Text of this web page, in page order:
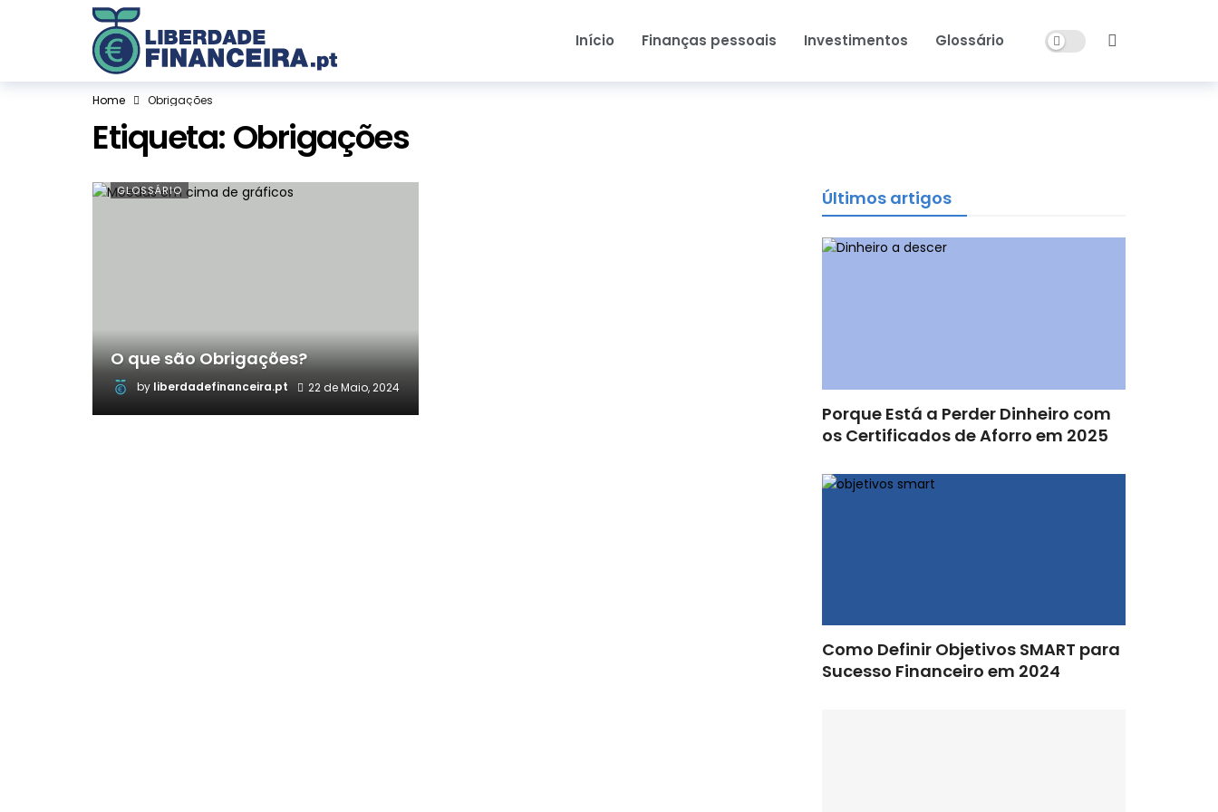
Início Finanças pessoais Investimentos Glossário Dark mode
Home Obrigações
Etiqueta:Obrigações
GLOSSÁRIO
O que são Obrigações?
by liberdadefinanceira.pt 22 de Maio, 2024
Últimos artigos
Porque Está a Perder Dinheiro com
os Certificados de Aforro em 2025
Como Definir Objetivos SMART para
Sucesso Financeiro em 2024